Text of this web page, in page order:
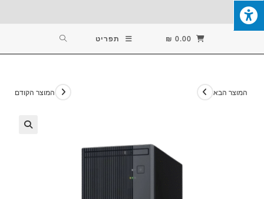
Skip
To
₪ 0.00 תפריט
המוצר הקודם המוצר הבא